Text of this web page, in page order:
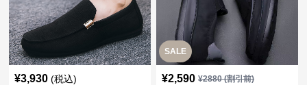
¥3,930 (税込)
SALE
¥2,590 ¥2880(割引前)